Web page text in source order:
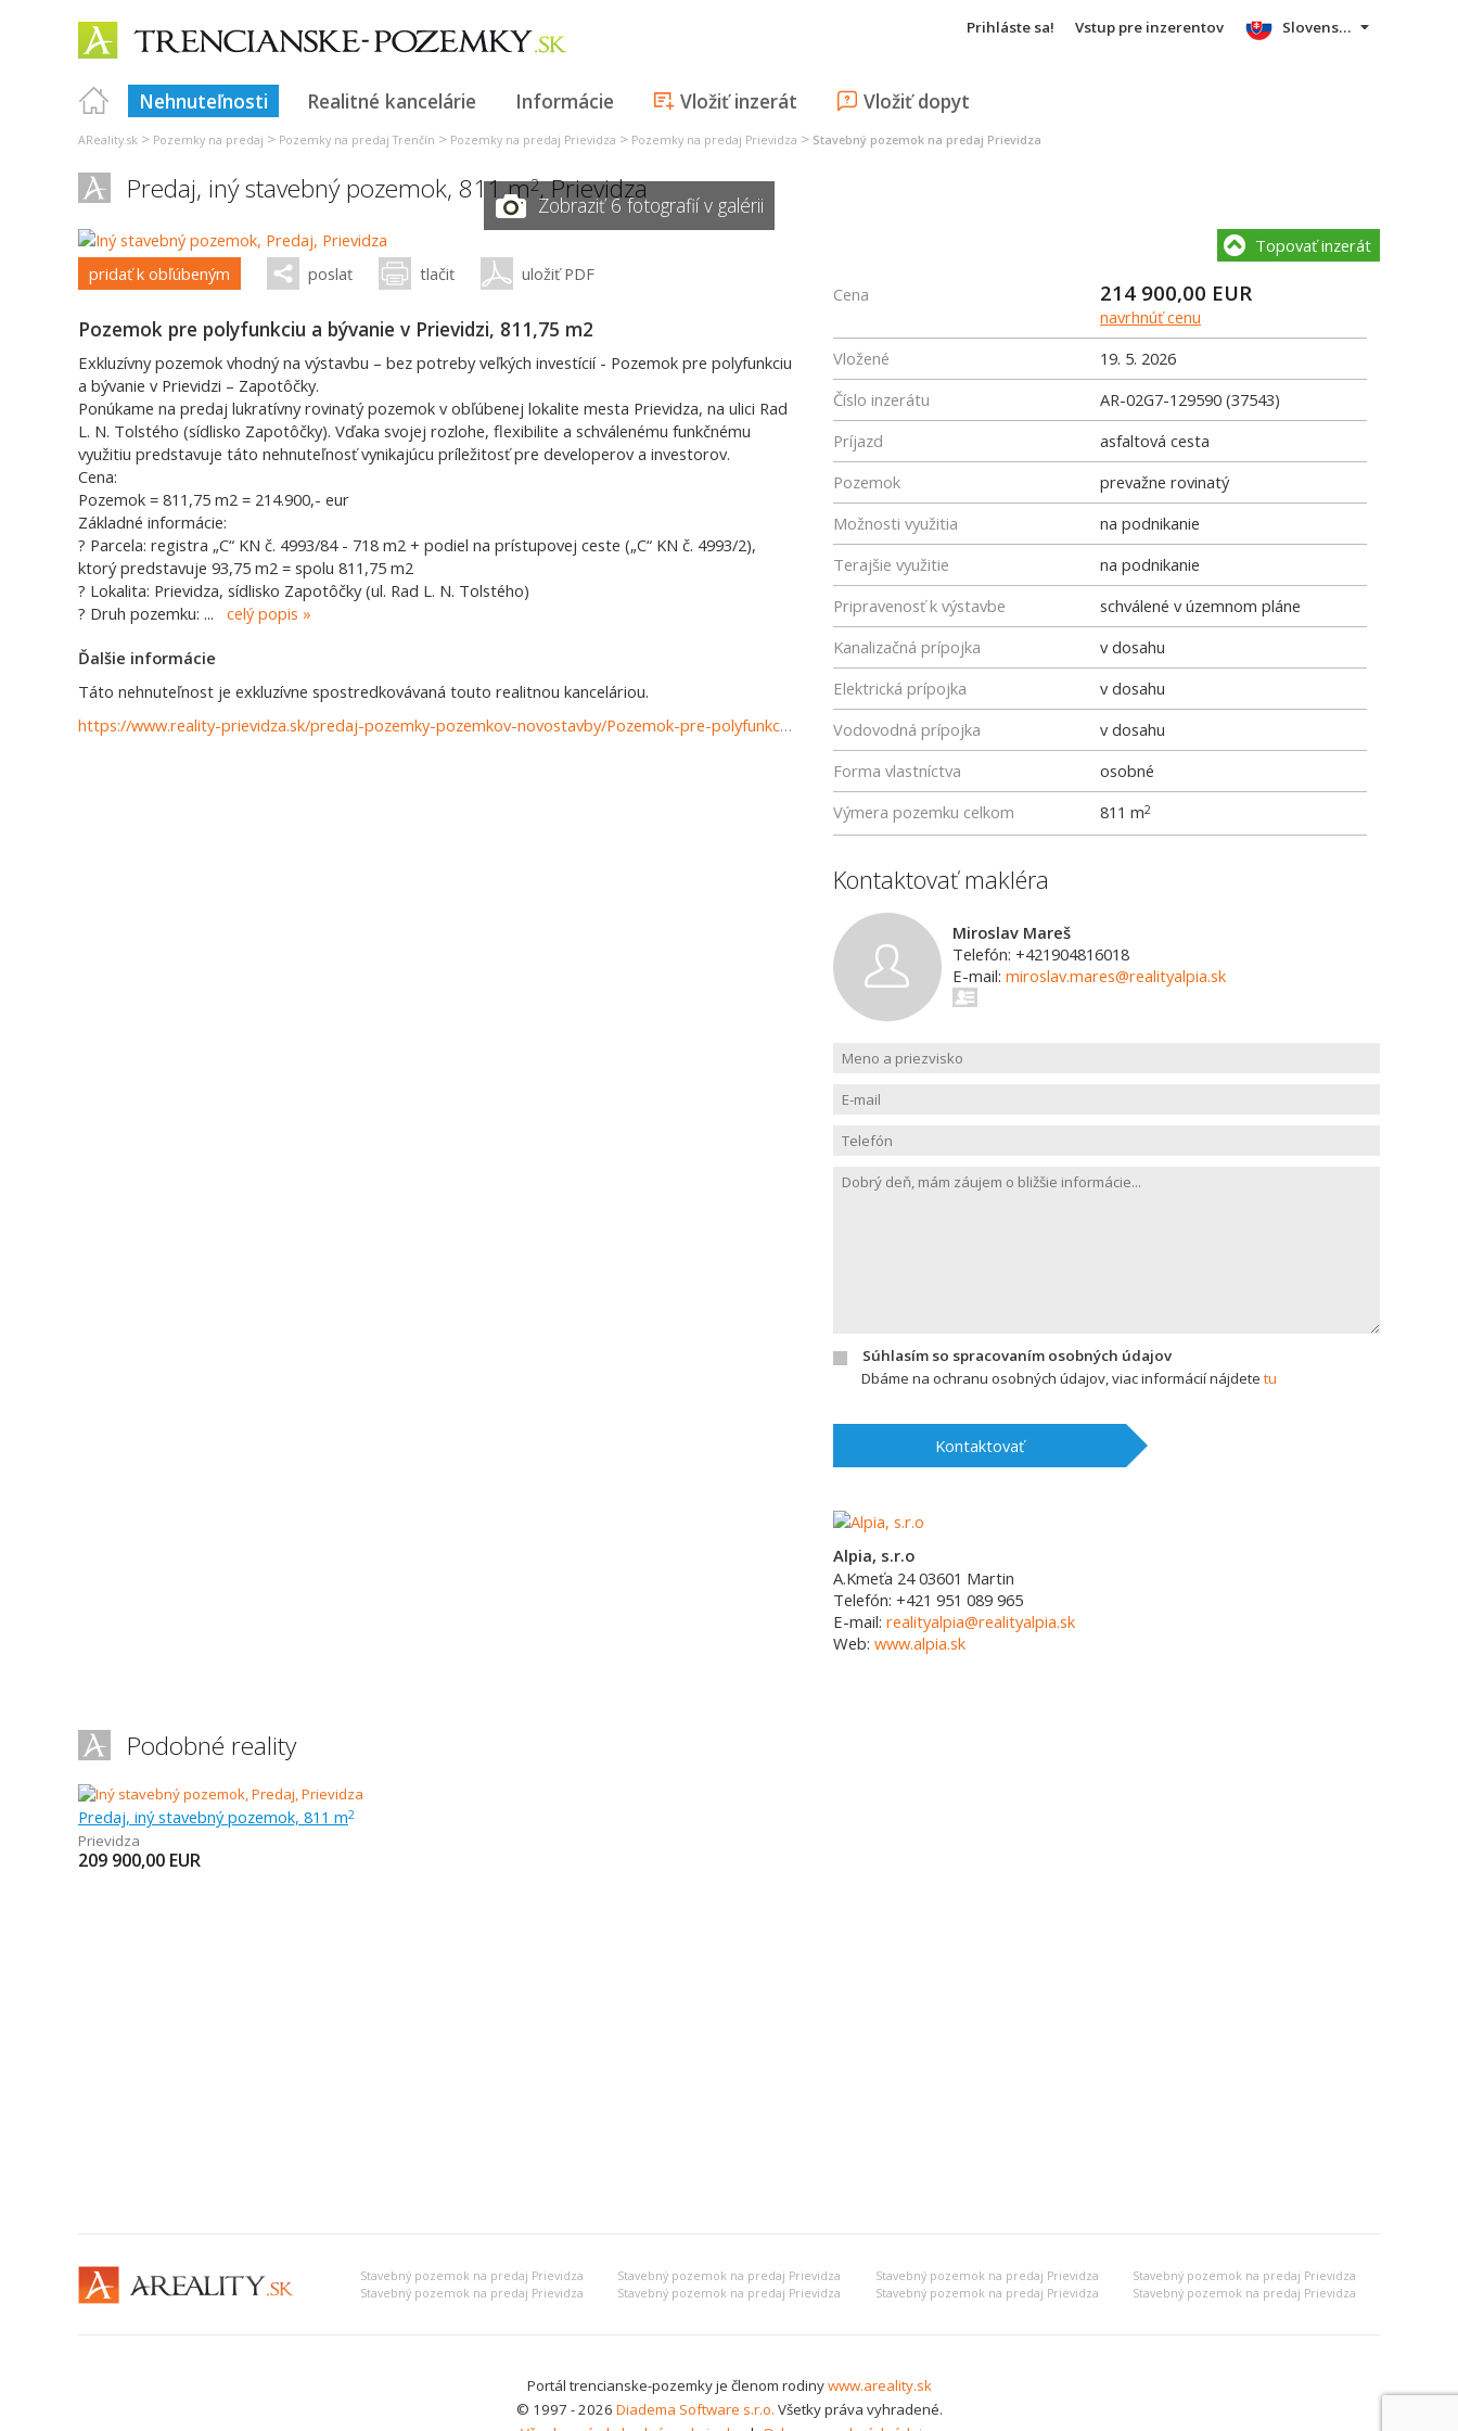
Prihláste sa! Vstup pre inzerentov
Nehnuteľnosti Realitné kancelárie Informácie Vložiť inzerát Vložiť dopyt
Slovensky
AReality.sk > Pozemky na predaj > Pozemky na predaj Trenčín > Pozemky na predaj Prievidza > Pozemky na predaj Prievidza > Stavebný pozemok na predaj Prievidza
Predaj, iný stavebný pozemok, 811 m2,Prievidza
Zobraziť 6 fotografií v galérii
pridať k obľúbeným poslať tlačiť uložiť PDF
Pozemok pre polyfunkciu a bývanie v Prievidzi, 811,75 m2
Exkluzívny pozemok vhodný na výstavbu – bez potreby veľkých investícií - Pozemok pre polyfunkciu
a bývanie v Prievidzi – Zapotôčky.
Ponúkame na predaj lukratívny rovinatý pozemok v obľúbenej lokalite mesta Prievidza, na ulici Rad
L. N. Tolstého (sídlisko Zapotôčky). Vďaka svojej rozlohe, flexibilite a schválenému funkčnému
využitiu predstavuje táto nehnuteľnosť vynikajúcu príležitosť pre developerov a investorov.
Cena:
Pozemok = 811,75 m2 = 214.900,- eur
Základné informácie:
? Parcela: registra „C“ KN č. 4993/84 - 718 m2 + podiel na prístupovej ceste („C“ KN č. 4993/2),
ktorý predstavuje 93,75 m2 = spolu 811,75 m2
? Lokalita: Prievidza, sídlisko Zapotôčky (ul. Rad L. N. Tolstého)
? Druh pozemku: ... celý popis
Ďalšie informácie
Táto nehnuteľnost je exkluzívne spostredkovávaná touto realitnou kanceláriou.
https://www.reality-prievidza.sk/predaj-pozemky-pozemkov-novostavby/Pozemok-pre-polyfunkciu-a-byvanie-v-Prievidzi-81175-m2-37543/?utm_source=areality&utm_medium=xml&utm_term=37543&utm_content=chalupa&utm_campaign=portaly
Topovať inzerát
Cena 214 900,00 EUR
navrhnúť cenu
Vložené
19. 5. 2026
Číslo inzerátu
AR-02G7-129590 (37543)
Príjazd
asfaltová cesta
Pozemok
prevažne rovinatý
Možnosti využitia
na podnikanie
Terajšie využitie
na podnikanie
Pripravenosť k výstavbe
schválené v územnom pláne
Kanalizačná prípojka
v dosahu
Elektrická prípojka
v dosahu
Vodovodná prípojka
v dosahu
Forma vlastníctva
osobné
Výmera pozemku celkom
811 m2
Kontaktovať makléra
Miroslav Mareš
Telefón: +421904816018
E-mail: miroslav.mares@realityalpia.sk
Súhlasím so spracovaním osobných údajov
Dbáme na ochranu osobných údajov, viac informácií nájdete tu
Kontaktovať
Alpia, s.r.o
A.Kmeťa 24 03601 Martin
Telefón: +421 951 089 965
E-mail: realityalpia@realityalpia.sk
Web: www.alpia.sk
Podobné reality
Predaj, iný stavebný pozemok, 811 m2
Prievidza
209 900,00 EUR
Stavebný pozemok na predaj Prievidza Stavebný pozemok na predaj Prievidza Stavebný pozemok na predaj Prievidza
Stavebný pozemok na predaj Prievidza
Stavebný pozemok na predaj Prievidza
Stavebný pozemok na predaj Prievidza Stavebný pozemok na predaj Prievidza Stavebný pozemok na predaj Prievidza
Portál trencianske-pozemky je členom rodinywww.areality.sk
© 1997 - 2026 Diadema Software s.r.o. Všetky práva vyhradené.